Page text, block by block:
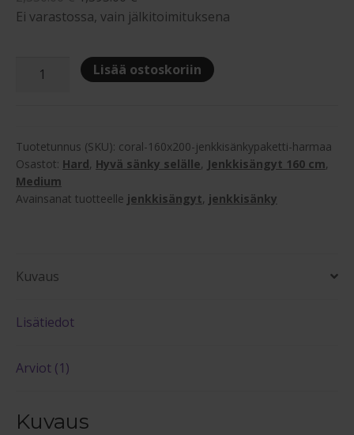
hinta
2,350.00 €.
hinta
1,395.00 €.
Ei varastossa, vain jälkitoimituksena
Coral
määrä
Lisää ostoskoriin
Tuotetunnus (SKU): coral-160x200-jenkkisänkypaketti-harmaa
Osastot: Hard, Hyvä sänky selälle, Jenkkisängyt 160 cm,
Medium
Avainsanat tuotteelle jenkkisängyt, jenkkisänky
Kuvaus
Lisätiedot
Arviot (1)
Kuvaus